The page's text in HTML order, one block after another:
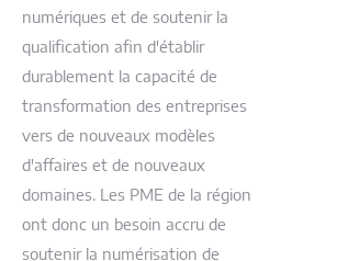
numériques et de soutenir la
qualification afin d'établir
durablement la capacité de
transformation des entreprises
vers de nouveaux modèles
d'affaires et de nouveaux
domaines. Les PME de la région
ont donc un besoin accru de
soutenir la numérisation de